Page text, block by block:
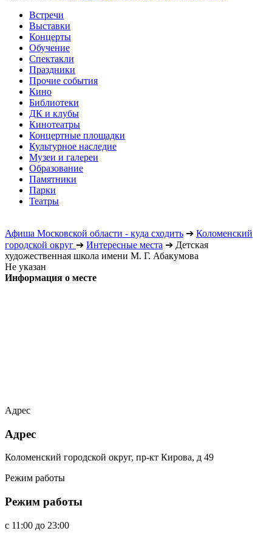
Встречи
Выставки
Концерты
Обучение
Спектакли
Праздники
Прочие события
Кино
Библиотеки
ДК и клубы
Кинотеатры
Концертные площадки
Культурное наследие
Музеи и галереи
Образование
Памятники
Парки
Театры
Афиша Московской области - куда сходить ➔ Коломенский
городской округ ➔ Интересные места ➔ Детская
художественная школа имени М. Г. Абакумова
Не указан
Информация о месте
Адрес
Адрес
Коломенский городской округ, пр-кт Кирова, д 49
Режим работы
Режим работы
c 11:00 до 23:00